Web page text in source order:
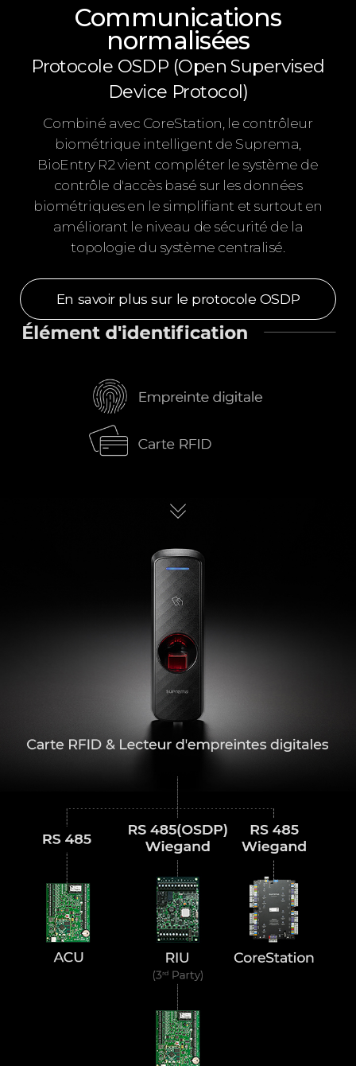
Communications
normalisées
Protocole OSDP (Open Supervised
Device Protocol)
Combiné avec CoreStation, le contrôleur
biométrique intelligent de Suprema,
BioEntry R2 vient compléter le système de
contrôle d'accès basé sur les données
biométriques en le simplifiant et surtout en
améliorant le niveau de sécurité de la
topologie du système centralisé.
En savoir plus sur le protocole OSDP